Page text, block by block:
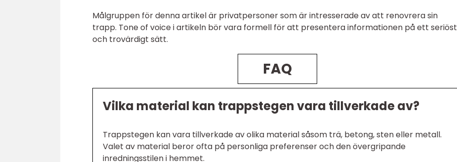
Målgruppen för denna artikel är privatpersoner som är intresserade av att renovrera sin
trapp. Tone of voice i artikeln bör vara formell för att presentera informationen på ett seriöst
och trovärdigt sätt.
FAQ
Vilka material kan trappstegen vara tillverkade av?
Trappstegen kan vara tillverkade av olika material såsom trä, betong, sten eller metall.
Valet av material beror ofta på personliga preferenser och den övergripande
inredningsstilen i hemmet.